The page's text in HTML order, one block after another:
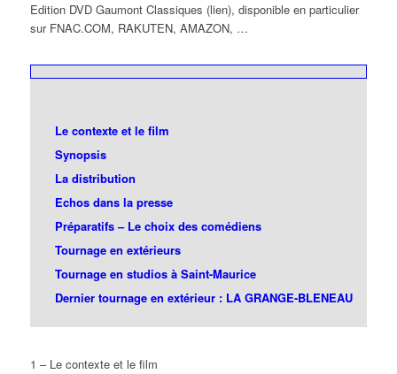
Edition DVD Gaumont Classiques (lien), disponible en particulier
sur FNAC.COM, RAKUTEN, AMAZON, …
Le contexte et le film
Synopsis
La distribution
Echos dans la presse
Préparatifs – Le choix des comédiens
Tournage en extérieurs
Tournage en studios à Saint-Maurice
Dernier tournage en extérieur : LA GRANGE-BLENEAU
1 – Le contexte et le film